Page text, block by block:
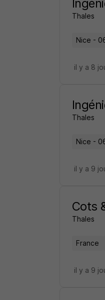
Thales
Nice -
il y a 8
Thales
Nice -
il y a 9
Cots
Thales
France
il y a 9